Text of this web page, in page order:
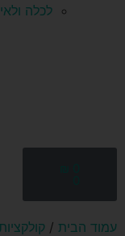
לכלה
עמוד הבית /